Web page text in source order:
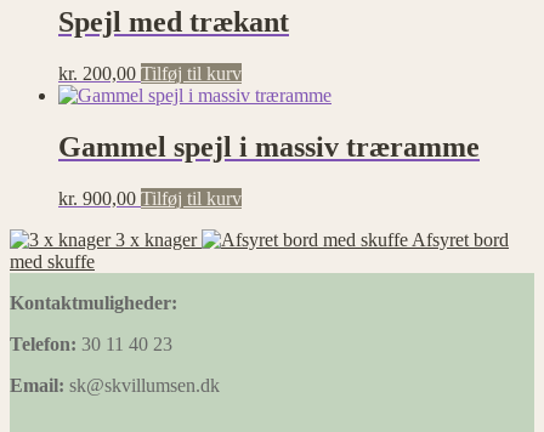
Spejl med trækant
kr. 200,00 Tilføj til kurv
Gammel spejl i massiv træramme
kr. 900,00 Tilføj til kurv
3 x knager
Afsyret bord
med skuffe
Kontaktmuligheder:
Telefon: 30 11 40 23
Email: sk@skvillumsen.dk